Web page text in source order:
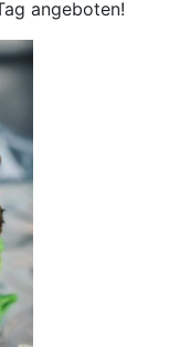
angeboten!